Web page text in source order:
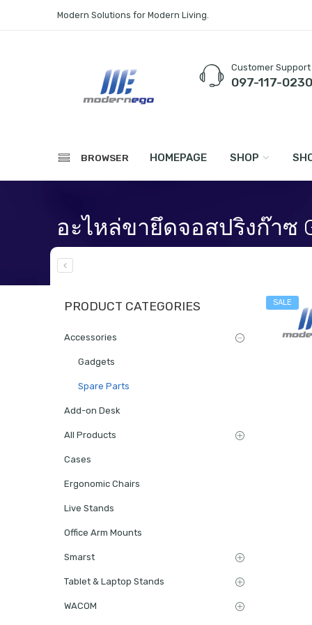
Modern Solutions for Modern Living.
Customer Support
097-117-0230
BROWSER HOMEPAGE SHOP
อะไหล่ขายึดจอสปริงก๊าซ
SALE
PRODUCT CATEGORIES
Accessories
Gadgets
Spare Parts
Add-on Desk
All Products
Cases
Ergonomic Chairs
Live Stands
Office Arm Mounts
Smarst
Tablet & Laptop Stands
WACOM